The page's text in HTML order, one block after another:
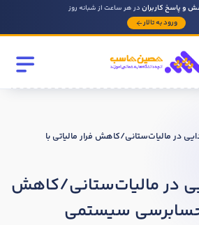
و پاسخ کاربراندر هر ساعت از شبانه روز
ورود به تالار
در مالیات‌ستانی/کاهش فرار مالیاتی با
در مالیات‌ستانی/کاهش
حسابرسی سیستمی
روحیه رهبری دارید ؟